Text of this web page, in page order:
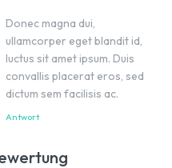
Donec magna dui,
ullamcorper eget blandit id,
luctus sit amet ipsum. Duis
convallis placerat eros, sed
dictum sem facilisis ac.
Antwort